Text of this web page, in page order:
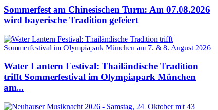
Sommerfest am Chinesischen Turm: Am 07.08.2026
wird bayerische Tradition gefeiert
Water Lantern Festival: Thailändische Tradition
trifft Sommerfestival im Olympiapark München
am...